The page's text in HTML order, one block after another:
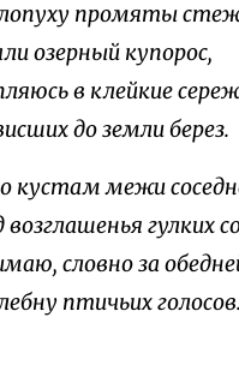
промяты
озерный купорос,
в клейкие
до земли берез.
кустам межи
возглашенья гулких
словно за
птичьих голосов.